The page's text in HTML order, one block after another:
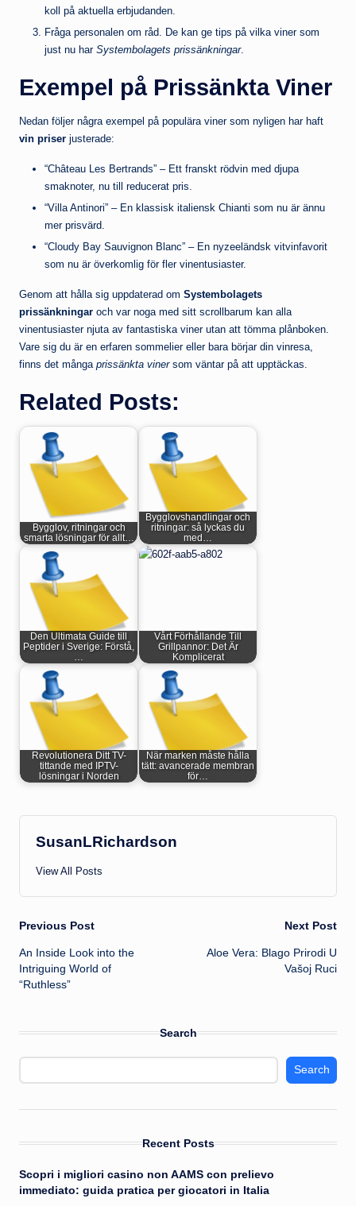
koll på aktuella erbjudanden.
Fråga personalen om råd. De kan ge tips på vilka viner som
just nu har Systembolagets prissänkningar.
Exempel på Prissänkta Viner
Nedan följer några exempel på populära viner som nyligen har haft
vin priser justerade:
“Château Les Bertrands” – Ett franskt rödvin med djupa
smaknoter, nu till reducerat pris.
“Villa Antinori” – En klassisk italiensk Chianti som nu är ännu
mer prisvärd.
“Cloudy Bay Sauvignon Blanc” – En nyzeeländsk vitvinfavorit
som nu är överkomlig för fler vinentusiaster.
Genom att hålla sig uppdaterad om Systembolagets
prissänkningar och var noga med sitt scrollbarum kan alla
vinentusiaster njuta av fantastiska viner utan att tömma plånboken.
Vare sig du är en erfaren sommelier eller bara börjar din vinresa,
finns det många prissänkta vinersom väntar på att upptäckas.
Related Posts:
Bygglov, ritningar och
smarta lösningar för allt…
Bygglovshandlingar och
ritningar: så lyckas du
med…
Den Ultimata Guide till
Peptider i Sverige: Förstå,
Vårt Förhållande Till
Grillpannor: Det Är
Komplicerat
Revolutionera Ditt TV-
tittande med IPTV-
lösningar i Norden
När marken måste hålla
tätt: avancerade membran
för…
SusanLRichardson
View All Posts
Post
navigation
Previous Post
An Inside Look into the
Intriguing World of
“Ruthless”
Next Post
Aloe Vera: Blago Prirodi U
Vašoj Ruci
Search
Search
Recent Posts
Scopri i migliori casino non AAMS con prelievo
immediato: guida pratica per giocatori in Italia